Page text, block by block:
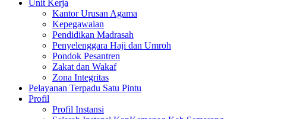
Unit Kerja
Kantor Urusan Agama
Kepegawaian
Pendidikan Madrasah
Penyelenggara Haji dan Umroh
Pondok Pesantren
Zakat dan Wakaf
Zona Integritas
Pelayanan Terpadu Satu Pintu
Profil
Profil Instansi